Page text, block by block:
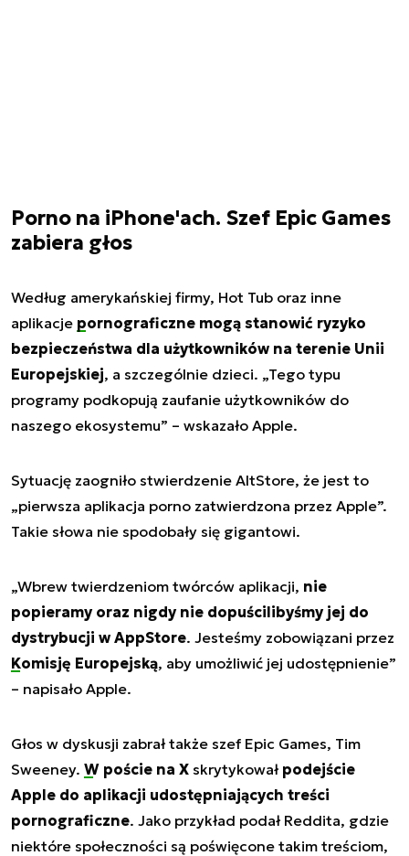
Porno na iPhone'ach. Szef Epic Games
zabiera głos
Według amerykańskiej firmy, Hot Tub oraz inne
aplikacje pornograficzne mogą stanowić ryzyko
bezpieczeństwa dla użytkowników na terenie Unii
Europejskiej, a szczególnie dzieci. „Tego typu
programy podkopują zaufanie użytkowników do
naszego ekosystemu” – wskazało Apple.
Sytuację zaogniło stwierdzenie AltStore, że jest to
„pierwsza aplikacja porno zatwierdzona przez Apple”.
Takie słowa nie spodobały się gigantowi.
„Wbrew twierdzeniom twórców aplikacji, nie
popieramy oraz nigdy nie dopuścilibyśmy jej do
dystrybucji w AppStore. Jesteśmy zobowiązani przez
Komisję Europejską, aby umożliwić jej udostępnienie”
– napisało Apple.
Głos w dyskusji zabrał także szef Epic Games, Tim
Sweeney. W poście na X skrytykował podejście
Apple do aplikacji udostępniających treści
pornograficzne. Jako przykład podał Reddita, gdzie
niektóre społeczności są poświęcone takim treściom,